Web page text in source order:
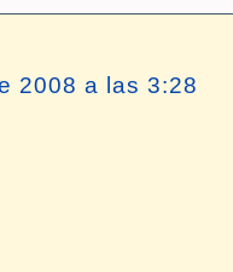
2008 a las 3:28